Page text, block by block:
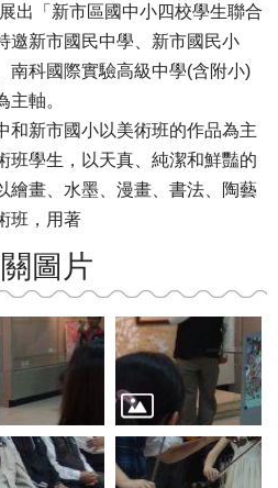
出「新市區國中小四校學生聯合
邀新市國民中學、新市國民小
南科國際實驗高級中學(含附小)
主軸。
和新市國小以美術班的作品為主
班學生，以天真、純潔和鮮豔的
繪畫、水墨、漫畫、書法、陶藝
班，用著
圖片